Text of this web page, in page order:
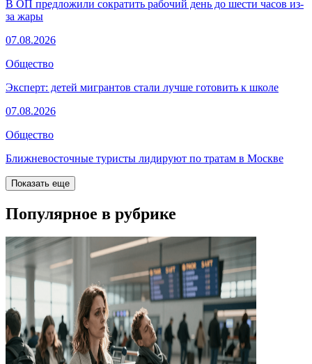
В ОП предложили сократить рабочий день до шести часов из-
за жары
07.08.2026
Общество
Эксперт: детей мигрантов стали лучше готовить к школе
07.08.2026
Общество
Ближневосточные туристы лидируют по тратам в Москве
Показать еще
Популярное в рубрике